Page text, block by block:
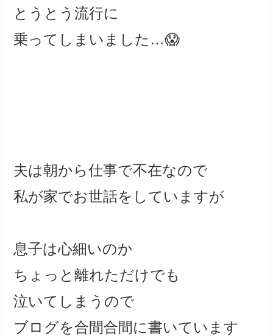
とうとう流行に
乗ってしまいました…😱
夫は朝から仕事で不在なので
私が家でお世話をしていますが
息子は心細いのか
ちょっと離れただけでも
泣いてしまうので
ブログを合間合間に書いています